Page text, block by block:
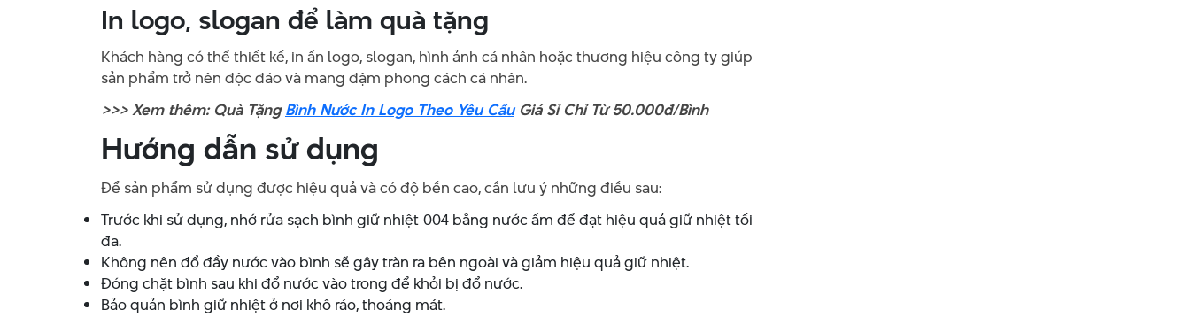
In logo, slogan để làm quà tặng
Khách hàng có thể thiết kế, in ấn logo, slogan, hình ảnh cá nhân hoặc thương hiệu công ty giúp
sản phẩm trở nên độc đáo và mang đậm phong cách cá nhân.
>>> Xem thêm: Quà TặngBình Nước In Logo Theo Yêu CầuGiá Sỉ Chỉ Từ 50.000đ/Bình
Hướng dẫn sử dụng
Để sản phẩm sử dụng được hiệu quả và có độ bền cao, cần lưu ý những điều sau:
Trước khi sử dụng, nhớ rửa sạch bình giữ nhiệt 004 bằng nước ấm để đạt hiệu quả giữ nhiệt tối
đa.
Không nên đổ đầy nước vào bình sẽ gây tràn ra bên ngoài và giảm hiệu quả giữ nhiệt.
Đóng chặt bình sau khi đổ nước vào trong để khỏi bị đổ nước.
Bảo quản bình giữ nhiệt ở nơi khô ráo, thoáng mát.